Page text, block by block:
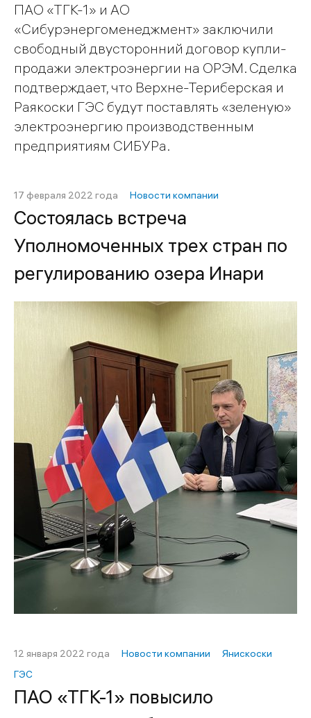
ПАО «ТГК-1» и АО
«Сибурэнергоменеджмент» заключили
свободный двусторонний договор купли-
продажи электроэнергии на ОРЭМ. Сделка
подтверждает, что Верхне-Териберская и
Раякоски ГЭС будут поставлять «зеленую»
электроэнергию производственным
предприятиям СИБУРа.
17 февраля 2022 года Новости компании
Состоялась встреча
Уполномоченных трех стран по
регулированию озера Инари
12 января 2022 года Новости компании
Янискоски
ГЭС
ПАО «ТГК-1» повысило